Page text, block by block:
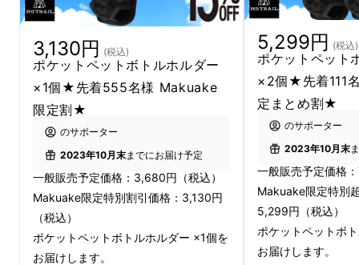
前回のプロジェクト発表から２年。多くのご利
用者様からたくさんの高評価をいただきまし
た。そして今回、いただいたレビューを参考に
さらに改良を加えてリニューアルしました。よ
り多くの登山愛好家の方に使っていただければ
嬉しく思います！
3,130円 (税込)
ポケットペットボトルホルダー
×1個★先着555名様 Makuake
限定割★
のサポーター
2023年10月末までにお届け予定
一般販売予定価格：3,680円（税込）
Makuake限定特別割引価格：3,130円
（税込）
ポケットペットボトルホルダー ×1個を
お届けします。
5,299円 (税込)
ポケットペット
×2個★先着111
定まとめ割★
のサポーター
2023年10月末
一般販売予定価格
Makuake限定特別
5,299円（税込）
ポケットペットボ
お届けします。